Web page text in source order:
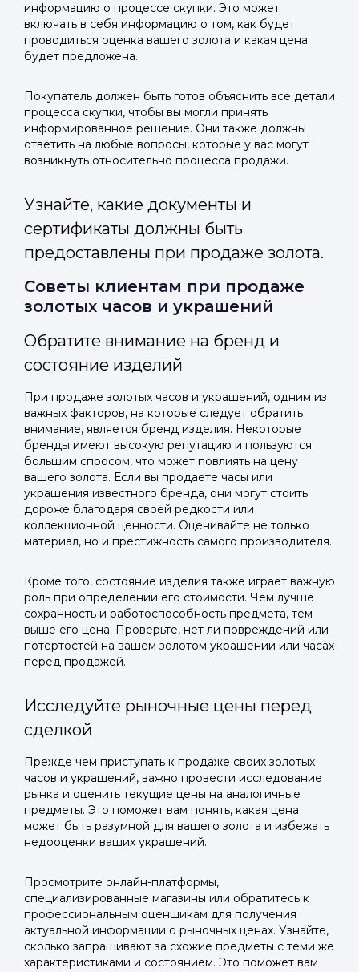
информацию о процессе скупки. Это может
включать в себя информацию о том, как будет
проводиться оценка вашего золота и какая цена
будет предложена.
Покупатель должен быть готов объяснить все детали
процесса скупки, чтобы вы могли принять
информированное решение. Они также должны
ответить на любые вопросы, которые у вас могут
возникнуть относительно процесса продажи.
Узнайте, какие документы и
сертификаты должны быть
предоставлены при продаже золота.
Советы клиентам при продаже
золотых часов и украшений
Обратите внимание на бренд и
состояние изделий
При продаже золотых часов и украшений, одним из
важных факторов, на которые следует обратить
внимание, является бренд изделия. Некоторые
бренды имеют высокую репутацию и пользуются
большим спросом, что может повлиять на цену
вашего золота. Если вы продаете часы или
украшения известного бренда, они могут стоить
дороже благодаря своей редкости или
коллекционной ценности. Оценивайте не только
материал, но и престижность самого производителя.
Кроме того, состояние изделия также играет важную
роль при определении его стоимости. Чем лучше
сохранность и работоспособность предмета, тем
выше его цена. Проверьте, нет ли повреждений или
потертостей на вашем золотом украшении или часах
перед продажей.
Исследуйте рыночные цены перед
сделкой
Прежде чем приступать к продаже своих золотых
часов и украшений, важно провести исследование
рынка и оценить текущие цены на аналогичные
предметы. Это поможет вам понять, какая цена
может быть разумной для вашего золота и избежать
недооценки ваших украшений.
Просмотрите онлайн-платформы,
специализированные магазины или обратитесь к
профессиональным оценщикам для получения
актуальной информации о рыночных ценах. Узнайте,
сколько запрашивают за схожие предметы с теми же
характеристиками и состоянием. Это поможет вам